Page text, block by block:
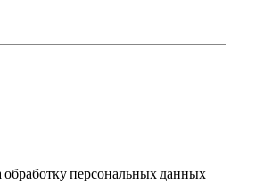
обработку персональных данных